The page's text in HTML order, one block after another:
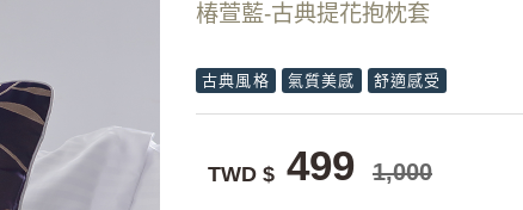
椿萱藍-古典提花抱枕套
古典風格 氣質美感 舒適感受
TWD $ 499 1,000